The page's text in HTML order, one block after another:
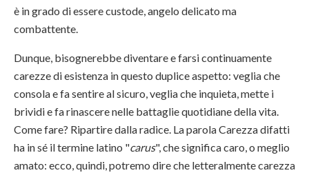
è in grado di essere custode, angelo delicato ma
combattente.
Dunque, bisognerebbe diventare e farsi continuamente
carezze di esistenza in questo duplice aspetto: veglia che
consola e fa sentire al sicuro, veglia che inquieta, mette i
brividi e fa rinascere nelle battaglie quotidiane della vita.
Come fare? Ripartire dalla radice. La parola Carezza difatti
ha in sé il termine latino "carus", che significa caro, o meglio
amato: ecco, quindi, potremo dire che letteralmente carezza